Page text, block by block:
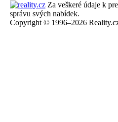
Za veškeré údaje k
správu svých nabídek.
Copyright © 1996–2026